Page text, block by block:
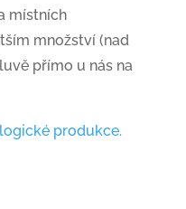
místních
množství (nad
přímo u nás na
produkce.